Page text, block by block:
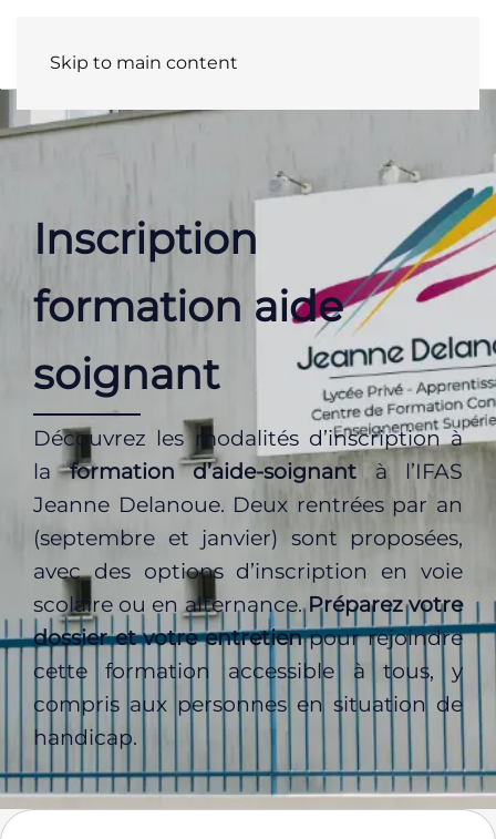
Skip to main content
Inscription
formation aide
soignant
Découvrez les modalités d’inscription à
laformation d’aide-soignantà l’IFAS
Jeanne Delanoue. Deux rentrées par an
(septembre et janvier) sont proposées,
avec des options d’inscription en voie
scolaire ou en alternance.Préparez votre
dossier et votre entretienpour rejoindre
cette formation accessible à tous, y
compris aux personnes en situation de
handicap.